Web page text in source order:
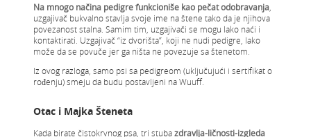
Na mnogo načina pedigre funkcioniše kao pečat odobravanja
uzgajivač bukvalno stavlja svoje ime na štene tako da je njihova
povezanost stalna. Samim tim, uzgajivači se mogu lako naći i
kontaktirati. Uzgajivač “iz dvorišta”, koji ne nudi pedigre, lako
može da se povuče jer ga ništa ne povezuje sa štenetom.
Iz ovog razloga, samo psi sa pedigreom (uključujući i sertifikat o
rođenju) smeju da budu postavljeni na Wuuff.
Otac i Majka Šteneta
Kada birate čistokrvnog psa, tri stubazdravlja-ličnosti-izgleda